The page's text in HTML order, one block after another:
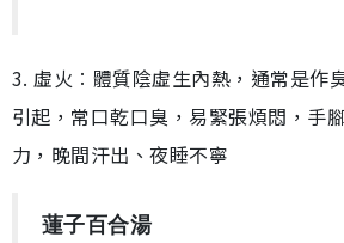
3. 虛火︰體質陰虛生內熱，通常是作
引起，常口乾口臭，易緊張煩悶，手
力，晚間汗出、夜睡不寧
蓮子百合湯